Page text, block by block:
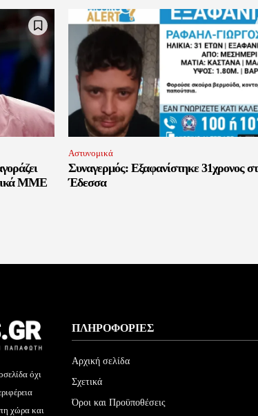
ΜΜΕ
Αστυνομικά
Συναγερμός: Εξαφανίστηκε 31χρονος
Έδεσσα
όχι
χώρα και
ΠΛΗΡΟΦΟΡΊΕΣ
Αρχική σελίδα
Σχετικά
Όροι και Προϋποθέσεις